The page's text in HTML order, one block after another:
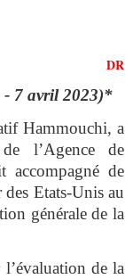
DR
- 7 avril 2023)*
Hammouchi, a
l’Agence de
accompagné de
des Etats-Unis au
générale de la
de la